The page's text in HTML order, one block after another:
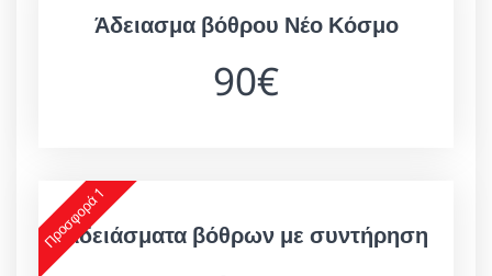
Άδειασμα βόθρου Νέο Κόσμο
90€
Προσφορά 1
Αδειάσματα βόθρων με συντήρηση